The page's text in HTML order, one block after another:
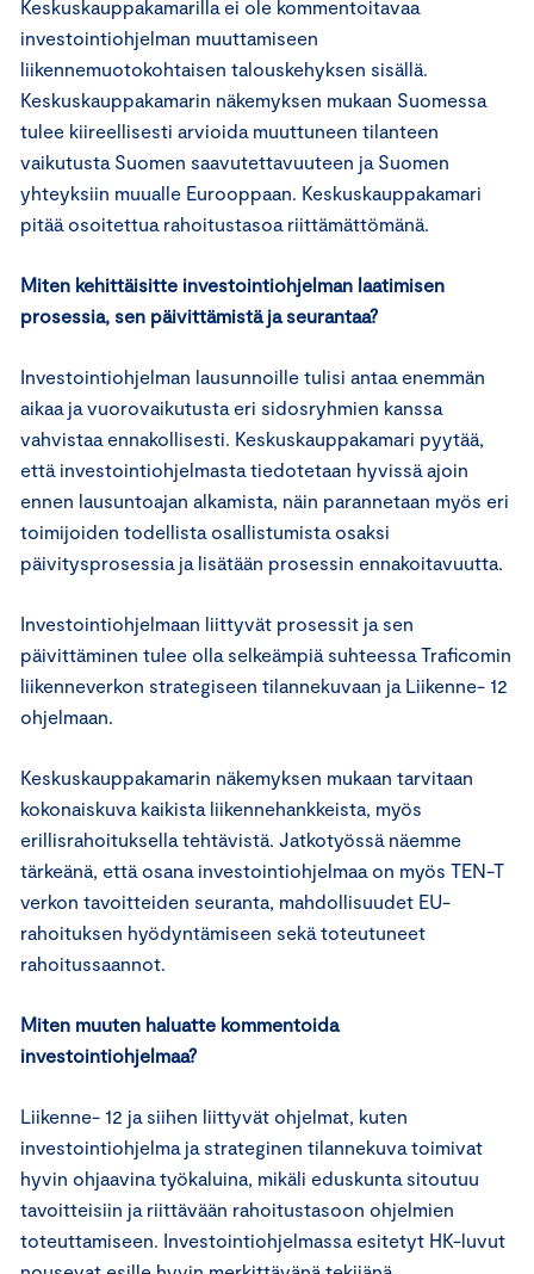
Keskuskauppakamarilla ei ole kommentoitavaa
investointiohjelman muuttamiseen
liikennemuotokohtaisen talouskehyksen sisällä.
Keskuskauppakamarin näkemyksen mukaan Suomessa
tulee kiireellisesti arvioida muuttuneen tilanteen
vaikutusta Suomen saavutettavuuteen ja Suomen
yhteyksiin muualle Eurooppaan. Keskuskauppakamari
pitää osoitettua rahoitustasoa riittämättömänä.
Miten kehittäisitte investointiohjelman laatimisen
prosessia, sen päivittämistä ja seurantaa?
Investointiohjelman lausunnoille tulisi antaa enemmän
aikaa ja vuorovaikutusta eri sidosryhmien kanssa
vahvistaa ennakollisesti. Keskuskauppakamari pyytää,
että investointiohjelmasta tiedotetaan hyvissä ajoin
ennen lausuntoajan alkamista, näin parannetaan myös eri
toimijoiden todellista osallistumista osaksi
päivitysprosessia ja lisätään prosessin ennakoitavuutta.
Investointiohjelmaan liittyvät prosessit ja sen
päivittäminen tulee olla selkeämpiä suhteessa Traficomin
liikenneverkon strategiseen tilannekuvaan ja Liikenne- 12
ohjelmaan.
Keskuskauppakamarin näkemyksen mukaan tarvitaan
kokonaiskuva kaikista liikennehankkeista, myös
erillisrahoituksella tehtävistä. Jatkotyössä näemme
tärkeänä, että osana investointiohjelmaa on myös TEN-T
verkon tavoitteiden seuranta, mahdollisuudet EU-
rahoituksen hyödyntämiseen sekä toteutuneet
rahoitussaannot.
Miten muuten haluatte kommentoida
investointiohjelmaa?
Liikenne- 12 ja siihen liittyvät ohjelmat, kuten
investointiohjelma ja strateginen tilannekuva toimivat
hyvin ohjaavina työkaluina, mikäli eduskunta sitoutuu
tavoitteisiin ja riittävään rahoitustasoon ohjelmien
toteuttamiseen. Investointiohjelmassa esitetyt HK-luvut